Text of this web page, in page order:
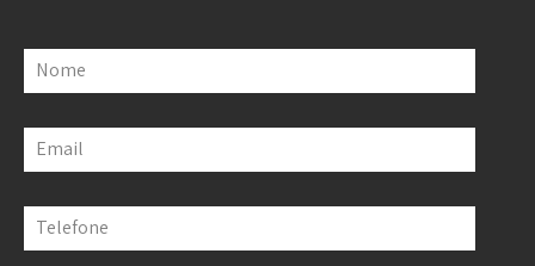
Nome
Email
Telefone